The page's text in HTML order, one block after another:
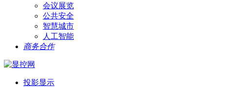
会议展览
公共安全
智慧城市
人工智能
商务合作
投影显示